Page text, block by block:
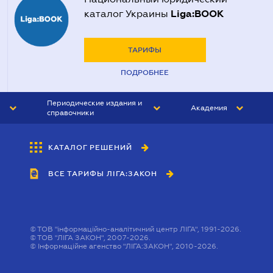
каталог Украины Liga:BOOK
ТАРИФЫ
ПОДРОБНЕЕ
Периодические издания и
справочники
БУХГАЛТЕР&ЗАКОН
ВЕСТНИК МСФО
Академия
КАТАЛОГ РЕШЕНИЙ
ВСЕ ТАРИФЫ ЛІГА:ЗАКОН
©ТОВ "інформаційно-аналітичний центр ЛІГА", 1991-2026.
©ТОВ "ЛІГА ЗАКОН", 2007-2026.
© Інформаційне агенство "ЛІГА:ЗАКОН", 2010-2026.